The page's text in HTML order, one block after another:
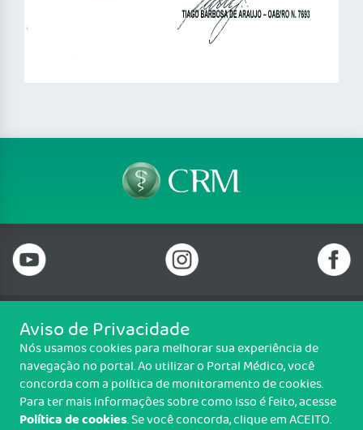
Telefone: 69 99912-5448
Email: protocolo@cremero.org.br
Avenida dos Imigrantes, 3414, Liberdade, Porto Velho/RO - CEP: 76803-
850
Copyright CREMERO. Todos os direitos reservados.
Aviso de Privacidade
Nós usamos cookies para melhorar sua experiência de
navegação no portal. Ao utilizar o Portal Médico, você
concorda com a política de monitoramento de cookies.
Para ter mais informações sobre como isso é feito, acesse
Política de cookies. Se você concorda, clique em ACEITO.